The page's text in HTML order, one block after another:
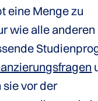
eine Menge zu
wie alle anderen
vor der